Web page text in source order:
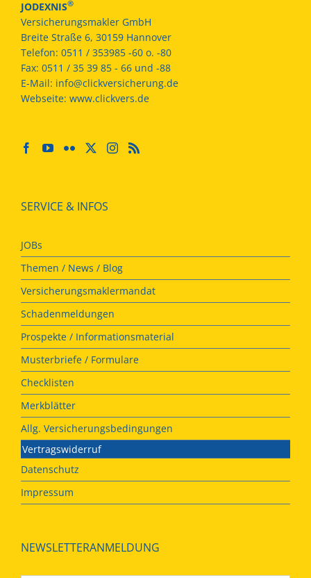
JODEXNIS®
Versicherungsmakler GmbH
Breite Straße 6, 30159 Hannover
Telefon: 0511 / 353985 -60 o. -80
Fax: 0511 / 35 39 85 - 66 und -88
E-Mail: info@clickversicherung.de
Webseite: www.clickvers.de
SERVICE & INFOS
JOBs
Themen / News / Blog
Versicherungsmaklermandat
Schadenmeldungen
Prospekte / Informationsmaterial
Musterbriefe / Formulare
Checklisten
Merkblätter
Allg. Versicherungsbedingungen
Vertragswiderruf
Datenschutz
Impressum
NEWSLETTERANMELDUNG